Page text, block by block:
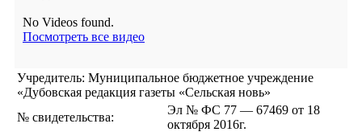
No Videos found.
Посмотреть все видео
Учредитель: Муниципальное бюджетное учреждение
«Дубовская редакция газеты «Сельская новь»
№ свидетельства:
Эл № ФС 77 — 67469 от 18
октября 2016г.